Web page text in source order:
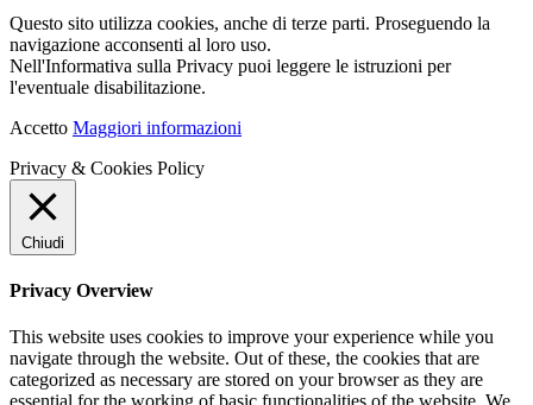
Questo sito utilizza cookies, anche di terze parti. Proseguendo la
navigazione acconsenti al loro uso.
Nell'Informativa sulla Privacy puoi leggere le istruzioni per
l'eventuale disabilitazione.
Accetto Maggiori informazioni
Privacy & Cookies Policy
Chiudi
Privacy Overview
This website uses cookies to improve your experience while you
navigate through the website. Out of these, the cookies that are
categorized as necessary are stored on your browser as they are
essential for the working of basic functionalities of the website. We